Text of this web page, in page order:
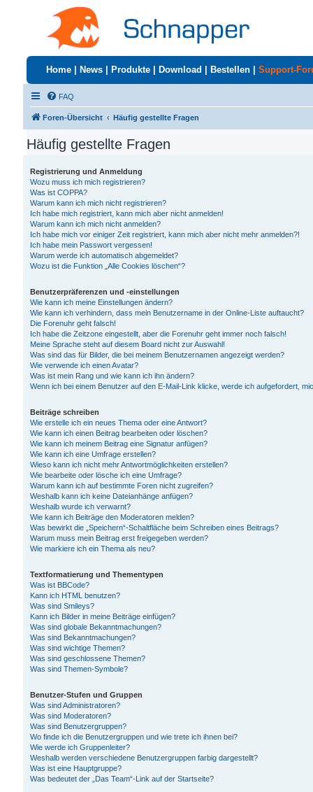
Home News Produkte Download Bestellen Support-
FAQ
Foren-Übersicht Häufig gestellte Fragen
Häufig gestellte Fragen
Registrierung und Anmeldung
Wozu muss ich mich registrieren?
Was ist COPPA?
Warum kann ich mich nicht registrieren?
Ich habe mich registriert, kann mich aber nicht anmelden!
Warum kann ich mich nicht anmelden?
Ich habe mich vor einiger Zeit registriert, kann mich aber nicht mehr anmelden?!
Ich habe mein Passwort vergessen!
Warum werde ich automatisch abgemeldet?
Wozu ist die Funktion „Alle Cookies löschen“?
Benutzerpräferenzen und -einstellungen
Wie kann ich meine Einstellungen ändern?
Wie kann ich verhindern, dass mein Benutzername in der Online-Liste auftaucht?
Die Forenuhr geht falsch!
Ich habe die Zeitzone eingestellt, aber die Forenuhr geht immer noch falsch!
Meine Sprache steht auf diesem Board nicht zur Auswahl!
Was sind das für Bilder, die bei meinem Benutzernamen angezeigt werden?
Wie verwende ich einen Avatar?
Was ist mein Rang und wie kann ich ihn ändern?
Wenn ich bei einem Benutzer auf den E-Mail-Link klicke, werde ich aufgefordert,
Beiträge schreiben
Wie erstelle ich ein neues Thema oder eine Antwort?
Wie kann ich einen Beitrag bearbeiten oder löschen?
Wie kann ich meinem Beitrag eine Signatur anfügen?
Wie kann ich eine Umfrage erstellen?
Wieso kann ich nicht mehr Antwortmöglichkeiten erstellen?
Wie bearbeite oder lösche ich eine Umfrage?
Warum kann ich auf bestimmte Foren nicht zugreifen?
Weshalb kann ich keine Dateianhänge anfügen?
Weshalb wurde ich verwarnt?
Wie kann ich Beiträge den Moderatoren melden?
Was bewirkt die „Speichern“-Schaltfläche beim Schreiben eines Beitrags?
Warum muss mein Beitrag erst freigegeben werden?
Wie markiere ich ein Thema als neu?
Textformatierung und Thementypen
Was ist BBCode?
Kann ich HTML benutzen?
Was sind Smileys?
Kann ich Bilder in meine Beiträge einfügen?
Was sind globale Bekanntmachungen?
Was sind Bekanntmachungen?
Was sind wichtige Themen?
Was sind geschlossene Themen?
Was sind Themen-Symbole?
Benutzer-Stufen und Gruppen
Was sind Administratoren?
Was sind Moderatoren?
Was sind Benutzergruppen?
Wo finde ich die Benutzergruppen und wie trete ich ihnen bei?
Wie werde ich Gruppenleiter?
Weshalb werden verschiedene Benutzergruppen farbig dargestellt?
Was ist eine Hauptgruppe?
Was bedeutet der „Das Team“-Link auf der Startseite?